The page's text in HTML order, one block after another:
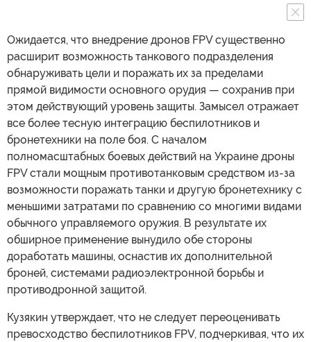
Ожидается, что внедрение дронов FPV существенно
расширит возможность танкового подразделения
обнаруживать цели и поражать их за пределами
прямой видимости основного орудия — сохранив при
этом действующий уровень защиты. Замысел отражает
все более тесную интеграцию беспилотников и
бронетехники на поле боя. С началом
полномасштабных боевых действий на Украине дроны
FPV стали мощным противотанковым средством из-за
возможности поражать танки и другую бронетехнику с
меньшими затратами по сравнению со многими видами
обычного управляемого оружия. В результате их
обширное применение вынудило обе стороны
доработать машины, оснастив их дополнительной
броней, системами радиоэлектронной борьбы и
противодронной защитой.
Кузякин утверждает, что не следует переоценивать
превосходство беспилотников FPV, подчеркивая, что их